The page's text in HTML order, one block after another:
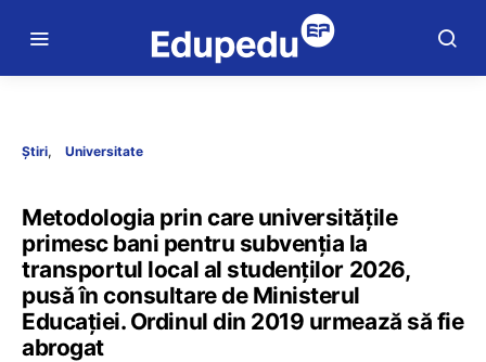
Știri Universitate
Metodologia prin care universitățile
primesc bani pentru subvenția la
transportul local al studenților 2026,
pusă în consultare de Ministerul
Educației. Ordinul din 2019 urmează să fie
abrogat